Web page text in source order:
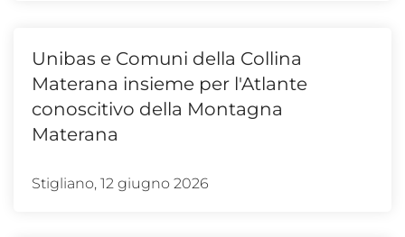
Unibas e Comuni della Collina
Materana insieme per l'Atlante
conoscitivo della Montagna
Materana
Stigliano, 12 giugno 2026